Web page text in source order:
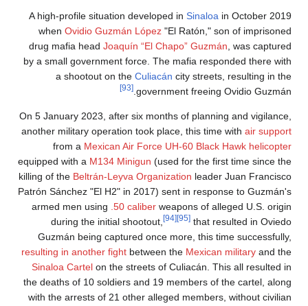
A high-profile situation developed in Sinaloa in October 2019
when Ovidio Guzmán López "El Ratón," son of imprisoned
drug mafia head Joaquín “El Chapo” Guzmán, was captured
by a small government force. The mafia responded there with
a shootout on the Culiacán city streets, resulting in the
government freeing Ovidio Guzmán.
[93]
On 5 January 2023, after six months of planning and vigilance,
another military operation took place, this time with air support
from a Mexican Air Force UH-60 Black Hawk helicopter
equipped with a M134 Minigun (used for the first time since the
killing of the Beltrán-Leyva Organization leader Juan Francisco
Patrón Sánchez "El H2" in 2017) sent in response to Guzmán's
armed men using .50 caliber weapons of alleged U.S. origin
during the initial shootout,
[94] [95] that resulted in Oviedo
Guzmán being captured once more, this time successfully,
resulting in another fight between the Mexican military and the
Sinaloa Cartel on the streets of Culiacán. This all resulted in
the deaths of 10 soldiers and 19 members of the cartel, along
with the arrests of 21 other alleged members, without civilian